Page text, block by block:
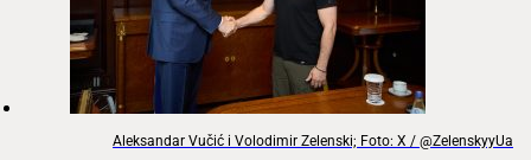
Aleksandar Vučić i Volodimir Zelenski; Foto: X / @ZelenskyyUa